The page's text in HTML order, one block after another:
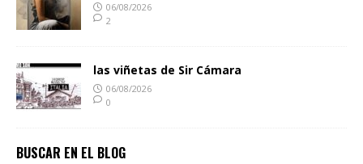
06/08/2026
2
las viñetas de Sir Cámara
06/08/2026
0
BUSCAR EN EL BLOG